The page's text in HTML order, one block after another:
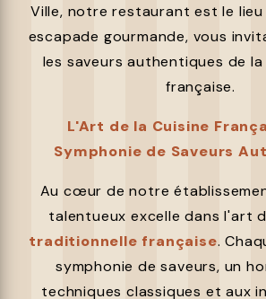
Ville, notre restaurant est le lieu
escapade gourmande, vous
les saveurs authentiques de
française.
L'Art de la Cuisine
Symphonie de Saveurs
Au cœur de notre
talentueux excelle dans l'art
traditionnelle française.
symphonie de saveurs, un
techniques classiques et aux